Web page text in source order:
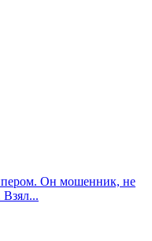
Он мошенник, не
Взял...